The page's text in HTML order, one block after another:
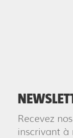
Recevez
inscrivant à